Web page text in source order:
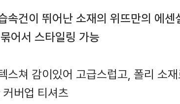
속건이 뛰어난 소재의 위뜨만의 에센
어서 스타일링 가능
스쳐 감이있어 고급스럽고, 폴리 소
버업 티셔츠